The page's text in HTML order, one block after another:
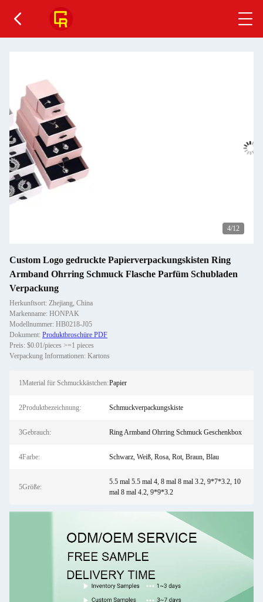
4/12
Custom Logo gedruckte Papierverpackungskisten Ring
Armband Ohrring Schmuck Flasche Parfüm Schubladen
Verpackung
Herkunftsort: Zhejiang, China
Markenname: HONPAK
Modellnummer: HB0218-J05
Dokument: Produktbroschüre PDF
Preis: $0.01/pieces >=1 pieces
Verpackung Informationen: Kartons
1Material für Schmuckkästchen:Papier
2Produktbezeichnung: Schmuckverpackungskiste
3Gebrauch: Ring Armband Ohrring Schmuck Geschenkbox
4Farbe: Schwarz, Weiß, Rosa, Rot, Braun, Blau
5Größe:
5.5 mal 5.5 mal 4, 8 mal 8 mal 3.2, 9*7*3.2, 10
mal 8 mal 4.2, 9*9*3.2